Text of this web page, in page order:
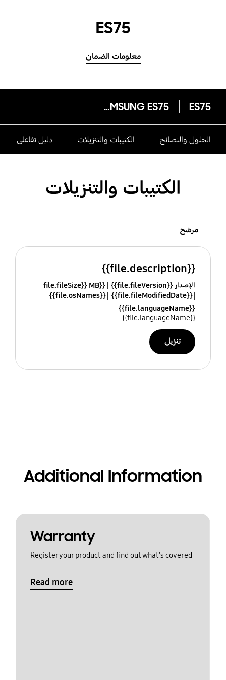
ES75
معلومات الضمان
ES75
SAMSUNG ES75
الحلول والنصائح الكتيبات والتنزيلات دليل تفاعلى
الكتيبات والتنزيلات
مرشح
{{file.description}}
الإصدار {{file.fileVersion}}
{{file.fileSize}} MB
{{file.fileModifiedDate}}
{{file.osNames}}
{{file.languageName}}
{{file.languageName}}
تنزيل
Additional Information
Warranty
Register your product and find out what's covered
Read more